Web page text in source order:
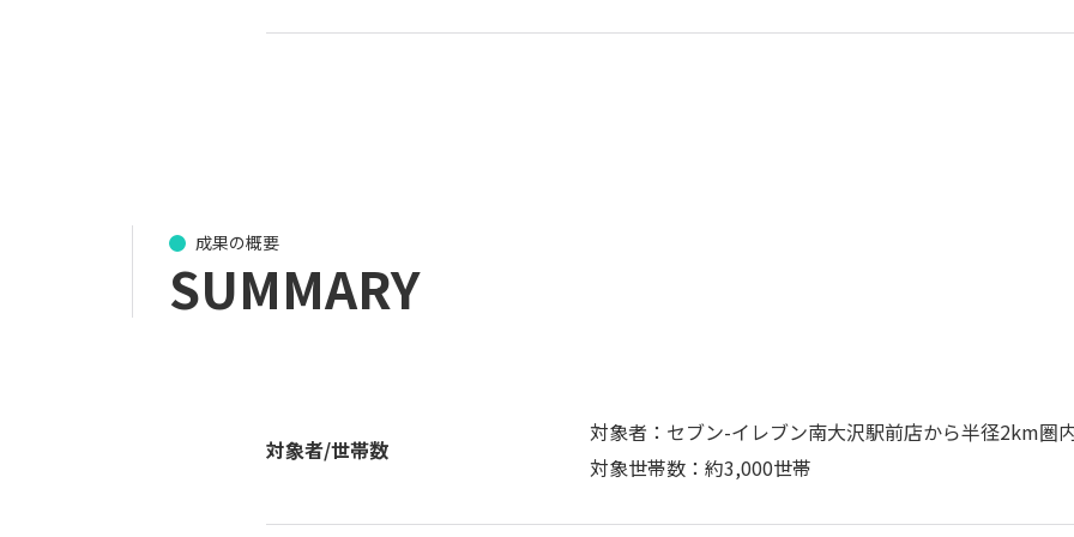
成果の概要
SUMMARY
対象者/世帯数
対象者：セブン-イレブン南大沢駅前店から半径2km圏
対象世帯数：約3,000世帯